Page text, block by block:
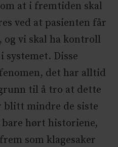
at i fremtiden skal
ved at pasienten får
vi skal ha kontroll
systemet. Disse
det har alltid
til å tro at dette
blitt mindre de siste
hørt historiene,
som klagesaker